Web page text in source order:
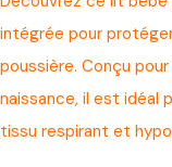
intégrée pour
poussière. Conçu
naissance, il est idéal
tissu respirant et